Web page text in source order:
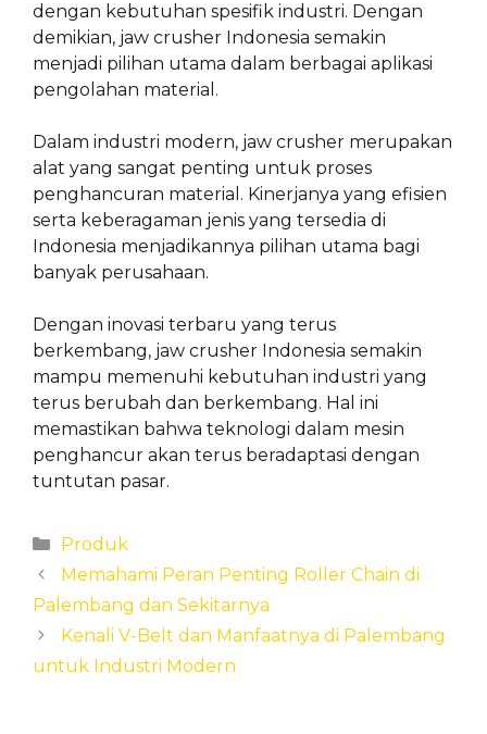
dengan kebutuhan spesifik industri. Dengan
demikian, jaw crusher Indonesia semakin
menjadi pilihan utama dalam berbagai aplikasi
pengolahan material.
Dalam industri modern, jaw crusher merupakan
alat yang sangat penting untuk proses
penghancuran material. Kinerjanya yang efisien
serta keberagaman jenis yang tersedia di
Indonesia menjadikannya pilihan utama bagi
banyak perusahaan.
Dengan inovasi terbaru yang terus
berkembang, jaw crusher Indonesia semakin
mampu memenuhi kebutuhan industri yang
terus berubah dan berkembang. Hal ini
memastikan bahwa teknologi dalam mesin
penghancur akan terus beradaptasi dengan
tuntutan pasar.
Categories
Produk
Memahami Peran Penting Roller Chain di
Palembang dan Sekitarnya
Kenali V-Belt dan Manfaatnya di Palembang
untuk Industri Modern